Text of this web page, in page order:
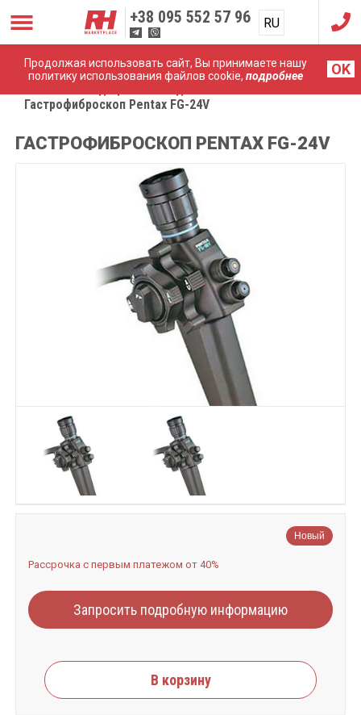
Продолжая использовать сайт, Вы принимаете нашу
политику использования файлов cookie, подробнее OK
+38 095 552 57 96 RU
UA
Гастрофиброскоп Pentax FG-24V
ГАСТРОФИБРОСКОП PENTAX FG-24V
Новый
Рассрочка с первым платежом от 40%
Запросить подробную информацию
В корзину